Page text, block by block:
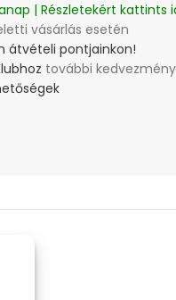
| Részletekért kattints
vásárlás esetén
átvételi pontjainkon!
további